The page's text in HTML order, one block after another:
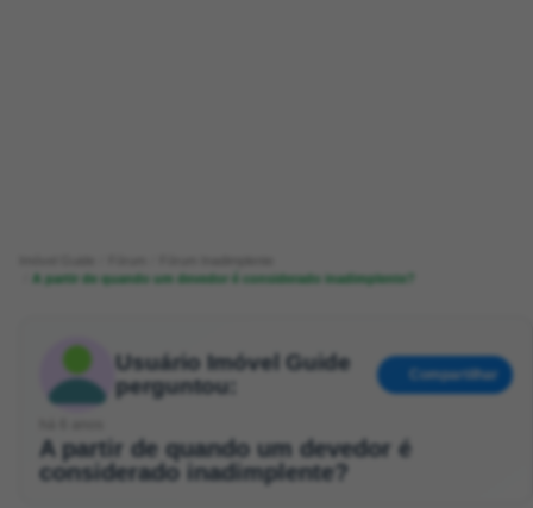
A partir de quando um devedor é considerado inadimplente?
Usuário Imóvel Guide
perguntou:
Compartilhar
A partir de quando um devedor é
considerado inadimplente?